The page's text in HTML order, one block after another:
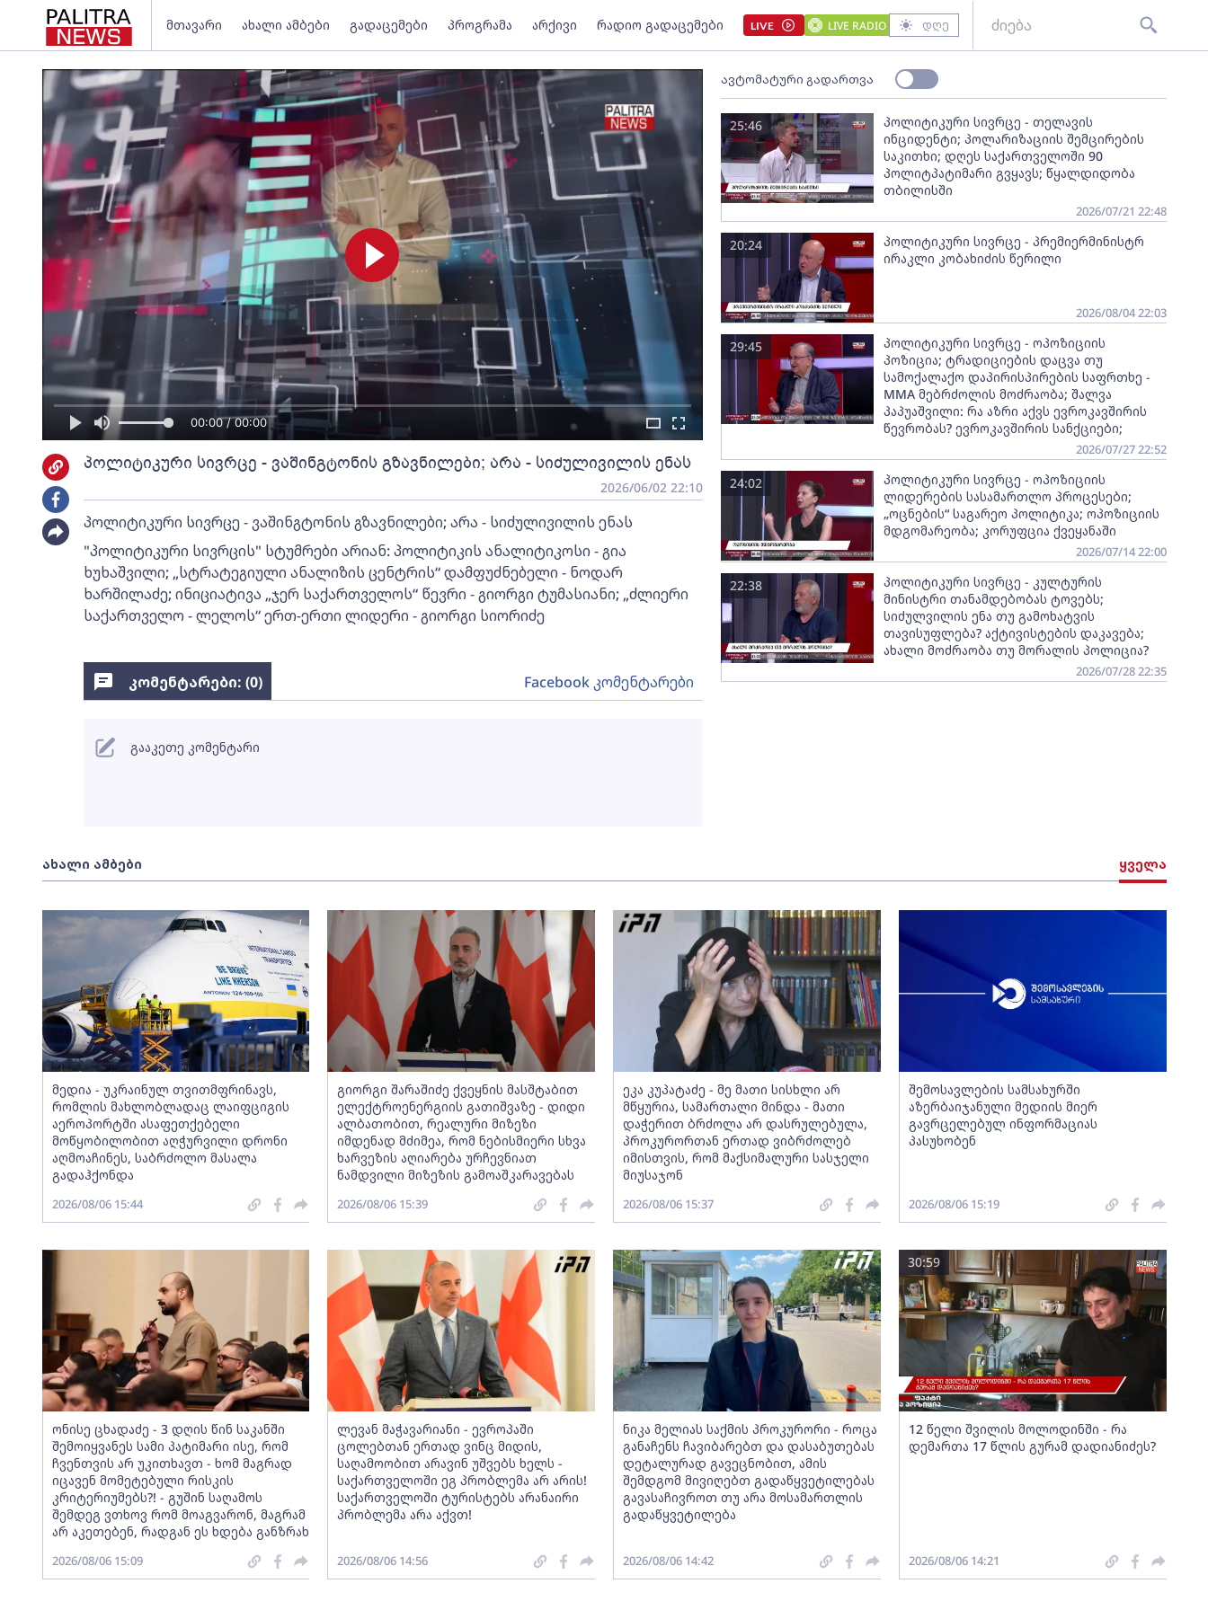
მთავარი ახალი ამბები გადაცემები პროგრამა არქივი რადიო გადაცემები LIVE LIVE RADIO დღე
00:00 / 00:00
პოლიტიკური სივრცე - ვაშინგტონის გზავნილები; არა - სიძულივილის ენას
2026/06/02 22:10
პოლიტიკური სივრცე - ვაშინგტონის გზავნილები; არა - სიძულივილის ენას
"პოლიტიკური სივრცის" სტუმრები არიან: პოლიტიკის ანალიტიკოსი - გია
ხუხაშვილი; „სტრატეგიული ანალიზის ცენტრის“ დამფუძნებელი - ნოდარ
ხარშილაძე; ინიციატივა „ჯერ საქართველოს“ წევრი - გიორგი ტუმასიანი; „ძლიერი
საქართველო - ლელოს“ ერთ-ერთი ლიდერი - გიორგი სიორიძე
ავტომატური გადართვა
პოლიტიკური სივრცე - თელავის
ინციდენტი; პოლარიზაციის შემცირების
საკითხი; დღეს საქართველოში 90
პოლიტპატიმარი გვყავს; წყალდიდობა
თბილისში
25:46
2026/07/21 22:48
პოლიტიკური სივრცე - პრემიერმინისტრ
ირაკლი კობახიძის წერილი
20:24
2026/08/04 22:03
პოლიტიკური სივრცე - ოპოზიციის
პოზიცია; ტრადიციების დაცვა თუ
სამოქალაქო დაპირისპირების საფრთხე -
MMA მებრძოლის მოძრაობა; შალვა
პაპუაშვილი: რა აზრი აქვს ევროკავშირის
წევრობას? ევროკავშირის სანქციები;
29:45
2026/07/27 22:52
პოლიტიკური სივრცე - ოპოზიციის
ლიდერების სასამართლო პროცესები;
„ოცნების“ საგარეო პოლიტიკა; ოპოზიციის
მდგომარეობა; კორუფცია ქვეყანაში
24:02
2026/07/14 22:00
პოლიტიკური სივრცე - კულტურის
მინისტრი თანამდებობას ტოვებს;
სიძულვილის ენა თუ გამოხატვის
თავისუფლება? აქტივისტების დაკავება;
ახალი მოძრაობა თუ მორალის პოლიცია?
22:38
2026/07/28 22:35
ახალი ამბები ყველა
მედია - უკრაინულ თვითმფრინავს,
რომლის მახლობლადაც ლაიფციგის
აეროპორტში ასაფეთქებელი
მოწყობილობით აღჭურვილი დრონი
აღმოაჩინეს, საბრძოლო მასალა
გადაჰქონდა
2026/08/06 15:44
გიორგი შარაშიძე ქვეყნის მასშტაბით
ელექტროენერგიის გათიშვაზე - დიდი
ალბათობით, რეალური მიზეზი
იმდენად მძიმეა, რომ ნებისმიერი სხვა
ხარვეზის აღიარება ურჩევნიათ
ნამდვილი მიზეზის გამოაშკარავებას
2026/08/06 15:39
ეკა კუპატაძე - მე მათი სისხლი არ
მწყურია, სამართალი მინდა - მათი
დაჭერით ბრძოლა არ დასრულებულა,
პროკურორთან ერთად ვიბრძოლებ
იმისთვის, რომ მაქსიმალური სასჯელი
მიუსაჯონ
2026/08/06 15:37
შემოსავლების სამსახურში
აზერბაიჯანული მედიის მიერ
გავრცელებულ ინფორმაციას
პასუხობენ
2026/08/06 15:19
ონისე ცხადაძე - 3 დღის წინ საკანში
შემოიყვანეს სამი პატიმარი ისე, რომ
ჩვენთვის არ უკითხავთ - ხომ მაგრად
იცავენ მომეტებული რისკის
კრიტერიუმებს?! - გუშინ საღამოს
შემდეგ ვთხოვ რომ მოაგვარონ, მაგრამ
არ აკეთებენ, რადგან ეს ხდება განზრახ
2026/08/06 15:09
ლევან მაჭავარიანი - ევროპაში
ცოლებთან ერთად ვინც მიდის,
საღამოობით არავინ უშვებს ხელს -
საქართველოში ეგ პრობლემა არ არის!
საქართველოში ტურისტებს არანაირი
პრობლემა არა აქვთ!
2026/08/06 14:56
ნიკა მელიას საქმის პროკურორი - როცა
განაჩენს ჩავიბარებთ და დასაბუთებას
დეტალურად გავეცნობით, ამის
შემდგომ მივიღებთ გადაწყვეტილებას
გავასაჩივროთ თუ არა მოსამართლის
გადაწყვეტილება
2026/08/06 14:42
12 წელი შვილის მოლოდინში - რა
დემართა 17 წლის გურამ დადიანიძეს?
30:59
2026/08/06 14:21
კომენტარები: (0) Facebook კომენტარები
გააკეთე კომენტარი